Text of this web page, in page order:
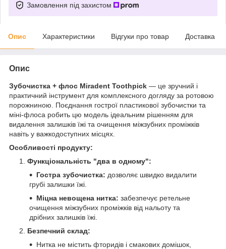
Замовлення під захистом
Опис Характеристики Відгуки про товар Доставка
Опис
Зубочистка + флос Miradent Toothpick — це зручний і
практичний інструмент для комплексного догляду за ротовою
порожниною. Поєднання гострої пластикової зубочистки та
міні-флоса робить цю модель ідеальним рішенням для
видалення залишків їжі та очищення міжзубних проміжків
навіть у важкодоступних місцях.
Особливості продукту:
Функціональність "два в одному":
Гостра зубочистка: дозволяє швидко видалити
грубі залишки їжі.
Міцна невощена нитка: забезпечує ретельне
очищення міжзубних проміжків від нальоту та
дрібних залишків їжі.
Безпечний склад:
Нитка не містить фторидів і смакових домішок,